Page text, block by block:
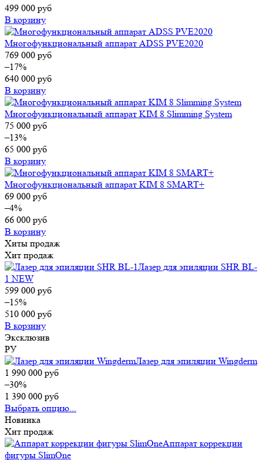
499 000 руб
В корзину
Многофункциональный аппарат ADSS PVE2020
769 000 руб
–17%
640 000 руб
В корзину
Многофункциональный аппарат KIM 8 Slimming System
75 000 руб
–13%
65 000 руб
В корзину
Многофункциональный аппарат KIM 8 SMART+
69 000 руб
–4%
66 000 руб
В корзину
Хиты продаж
Хит продаж
Лазер для эпиляции SHR BL-
1 NEW
599 000 руб
–15%
510 000 руб
В корзину
Эксклюзив
РУ
Лазер для эпиляции Wingderm
1 990 000 руб
–30%
1 390 000 руб
Выбрать опцию...
Новинка
Хит продаж
Аппарат коррекции
фигуры SlimOne